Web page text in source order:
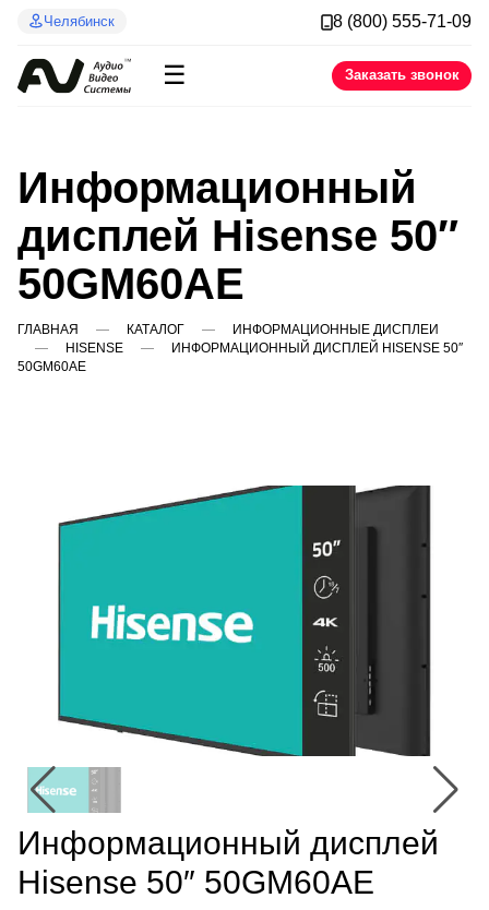
Челябинск 8 (800) 555-71-09
☰ Заказать звонок
Информационный
дисплей Hisense 50″
50GM60AE
ГЛАВНАЯ КАТАЛОГ
ИНФОРМАЦИОННЫЕ ДИСПЛЕИ
HISENSE
ИНФОРМАЦИОННЫЙ ДИСПЛЕЙ HISENSE 50″
50GM60AE
Информационный дисплей
Hisense 50″ 50GM60AE